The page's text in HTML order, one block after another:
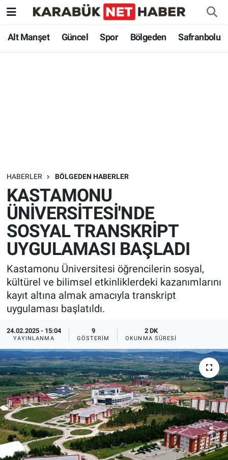
Alt Manşet Güncel Spor Bölgeden Safranbolu
HABERLER BÖLGEDEN HABERLER
KASTAMONU
ÜNİVERSİTESİ'NDE
SOSYAL TRANSKRİPT
UYGULAMASI BAŞLADI
Kastamonu Üniversitesi öğrencilerin sosyal,
kültürel ve bilimsel etkinliklerdeki kazanımlarını
kayıt altına almak amacıyla transkript
uygulaması başlatıldı.
24.02.2025 - 15:04
YAYINLANMA
9
GÖSTERIM
2 DK
OKUNMA SÜRESI